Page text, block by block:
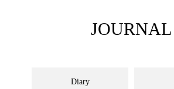
JOURNAL
Diary